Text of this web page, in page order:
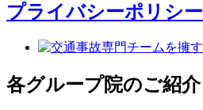
プライバシーポリシー
各グループ院のご紹介